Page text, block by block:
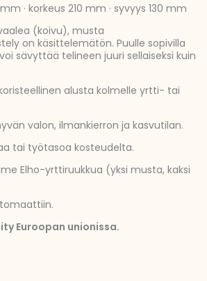
35,00 €
· korkeus 210 mm · syvyys 130 mm
(koivu), musta
on käsittelemätön. Puulle sopivilla
sävyttää telineen juuri sellaiseksi kuin
alusta kolmelle yrtti- tai
valon, ilmankierron ja kasvutilan.
tai työtasoa kosteudelta.
Elho-yrttiruukkua (yksi musta, kaksi
Euroopan unionissa.